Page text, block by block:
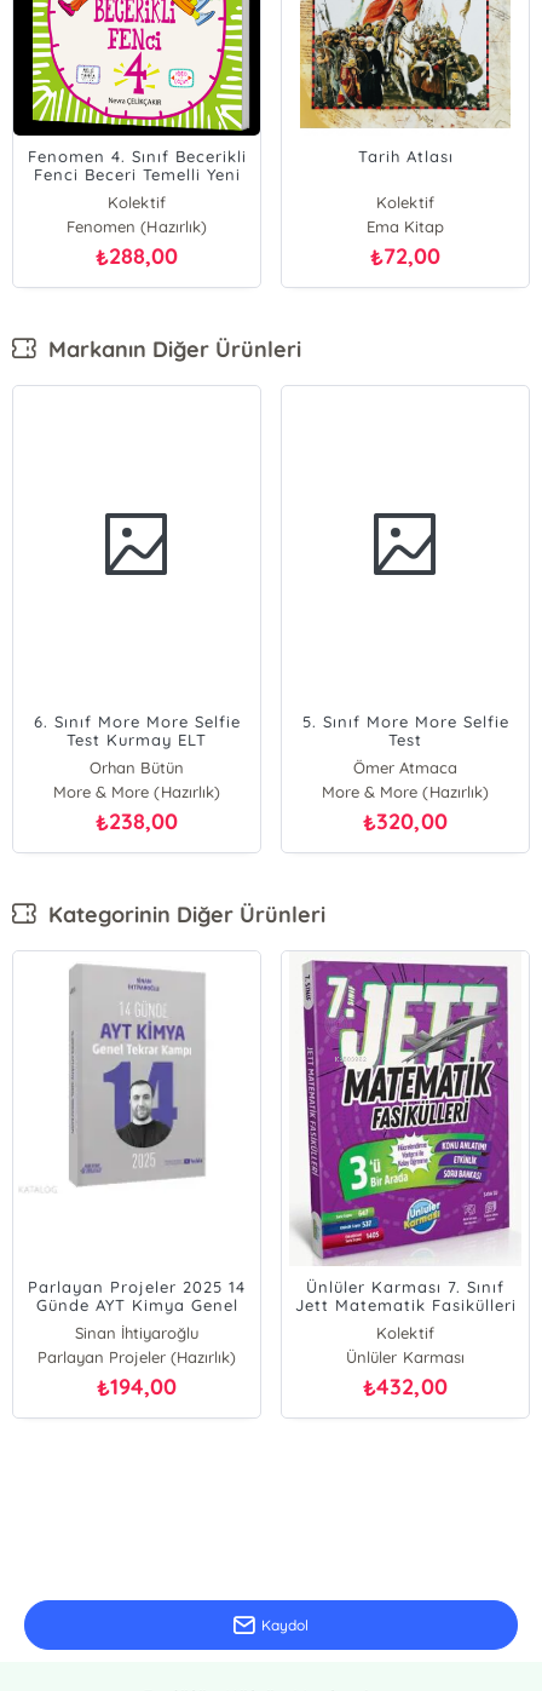
Fenomen 4. Sınıf Becerikli
Fenci Beceri Temelli Yeni
Nesil Soru Bankası
Kolektif
Fenomen (Hazırlık)
₺288,00
Tarih Atlası
Kolektif
Ema Kitap
₺72,00
Markanın Diğer Ürünleri
6. Sınıf More More Selfie
Test Kurmay ELT
Orhan Bütün
More & More (Hazırlık)
₺238,00
5. Sınıf More More Selfie
Test
Ömer Atmaca
More & More (Hazırlık)
₺320,00
Kategorinin Diğer Ürünleri
Parlayan Projeler 2025 14
Günde AYT Kimya Genel
Tekrar Kampı Video Ders
Takip Kitabı
Sinan İhtiyaroğlu
Parlayan Projeler (Hazırlık)
₺194,00
Ünlüler Karması 7. Sınıf
Jett Matematik Fasikülleri
Kolektif
Ünlüler Karması
₺432,00
Kaydol